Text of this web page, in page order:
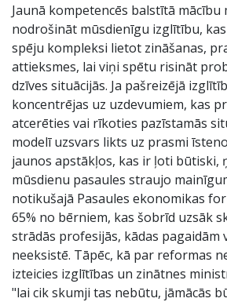
Jaunā kompetencēs balstītā mācību
nodrošināt mūsdienīgu izglītību,
spēju kompleksi lietot zināšanas,
attieksmes, lai viņi spētu risināt
dzīves situācijās. Ja pašreizējā
koncentrējas uz uzdevumiem, kas
atcerēties vai rīkoties pazīstamās
modelī uzsvars likts uz prasmi
jaunos apstākļos, kas ir ļoti būtiski,
mūsdienu pasaules straujo
notikušajā Pasaules ekonomikas
65% no bērniem, kas šobrīd uzsāk
strādās profesijās, kādas pagaidām
neeksistē. Tāpēc, kā par reformas
izteicies izglītības un zinātnes
"lai cik skumji tas nebūtu, jāmācās